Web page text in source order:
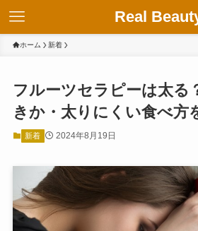
Real
ホーム 新着
フルーツセラピーは太る
きか・太りにくい食べ方
新着 2024年8月19日